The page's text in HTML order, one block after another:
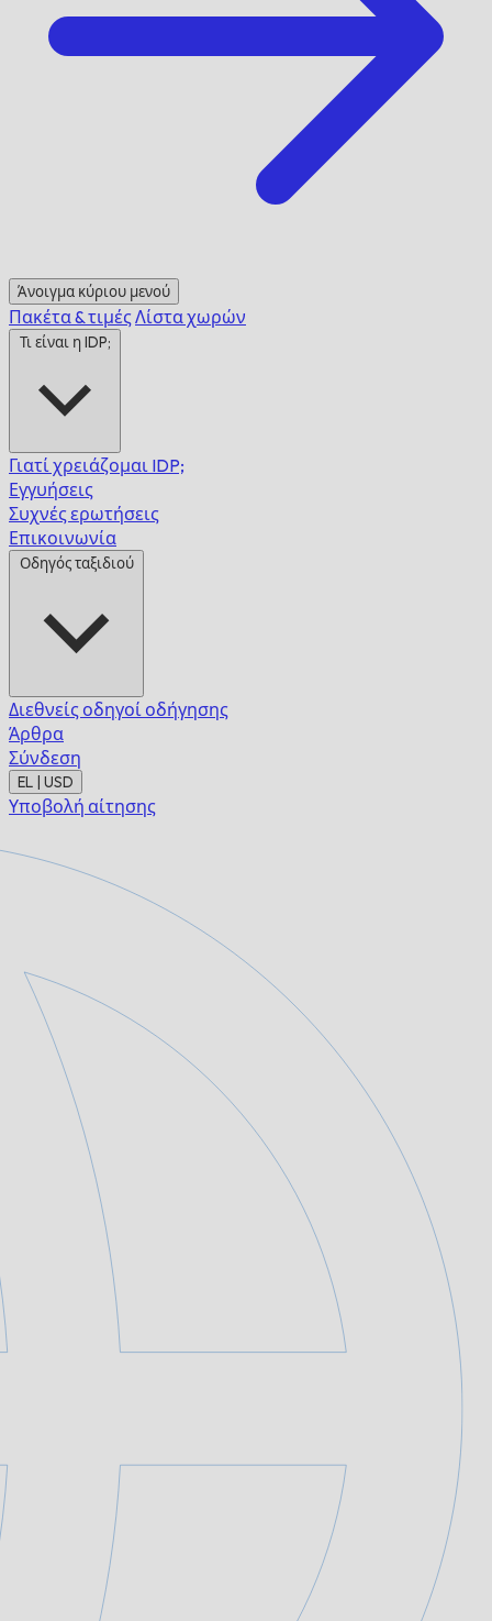
Άνοιγμα κύριου μενού
Πακέτα & τιμέςΛίστα χωρών
Τι είναι η IDP;
Γιατί χρειάζομαι IDP;
Εγγυήσεις
Συχνές ερωτήσεις
Επικοινωνία
Οδηγός ταξιδιού
Διεθνείς οδηγοί οδήγησης
Άρθρα
Σύνδεση
EL | USD
Υποβολή αίτησης